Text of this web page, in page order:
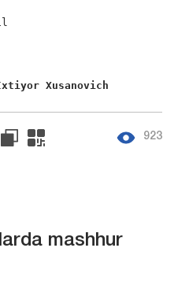
Xusanovich
923
mashhur